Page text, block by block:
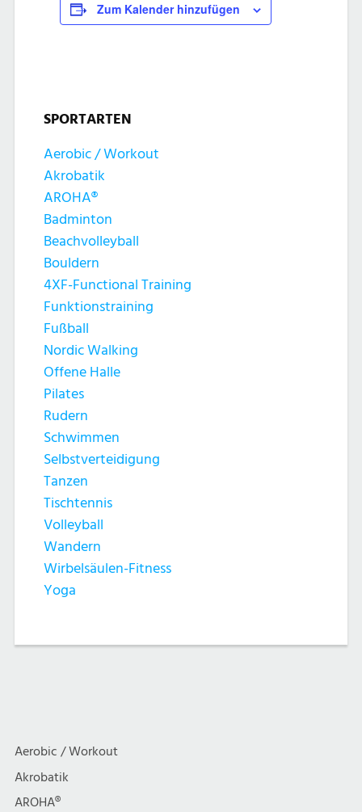
Zum Kalender hinzufügen
SPORTARTEN
Aerobic / Workout
Akrobatik
AROHA®
Badminton
Beachvolleyball
Bouldern
4XF-Functional Training
Funktionstraining
Fußball
Nordic Walking
Offene Halle
Pilates
Rudern
Schwimmen
Selbstverteidigung
Tanzen
Tischtennis
Volleyball
Wandern
Wirbelsäulen-Fitness
Yoga
Aerobic / Workout
Akrobatik
AROHA®